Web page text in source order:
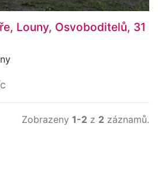
Louny, Osvoboditelů, 31
Zobrazeny 1-2 z 2 záznamů.